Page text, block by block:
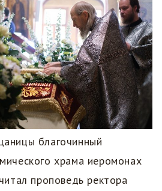
благочинный
храма иеромонах
проповедь ректора